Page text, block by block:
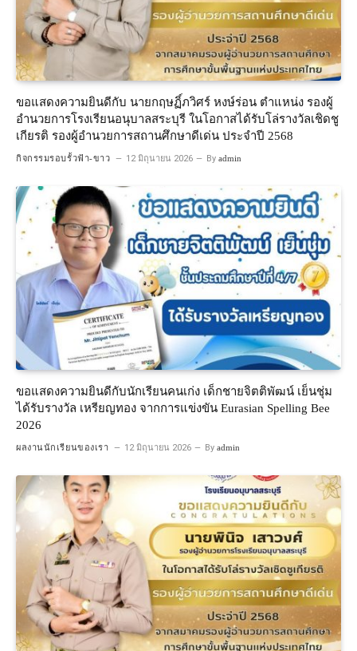
ขอแสดงความยินดีกับ นายกฤษฏิ์ภวิศร์ หงษ์ร่อน ตำแหน่ง รองผู้
อำนวยการโรงเรียนอนุบาลสระบุรี ในโอกาสได้รับโล่รางวัลเชิดชู
เกียรติ รองผู้อำนวยการสถานศึกษาดีเด่น ประจำปี 2568
กิจกรรมรอบรั้วฟ้า-ขาว 12 มิถุนายน 2026 By admin
ขอแสดงความยินดีกับนักเรียนคนเก่ง เด็กชายจิตติพัฒน์ เย็นชุ่ม
ได้รับรางวัล เหรียญทอง จากการแข่งขัน Eurasian Spelling Bee
2026
ผลงานนักเรียนของเรา 12 มิถุนายน 2026 By admin